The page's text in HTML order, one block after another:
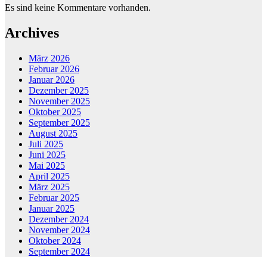
Es sind keine Kommentare vorhanden.
Archives
März 2026
Februar 2026
Januar 2026
Dezember 2025
November 2025
Oktober 2025
September 2025
August 2025
Juli 2025
Juni 2025
Mai 2025
April 2025
März 2025
Februar 2025
Januar 2025
Dezember 2024
November 2024
Oktober 2024
September 2024